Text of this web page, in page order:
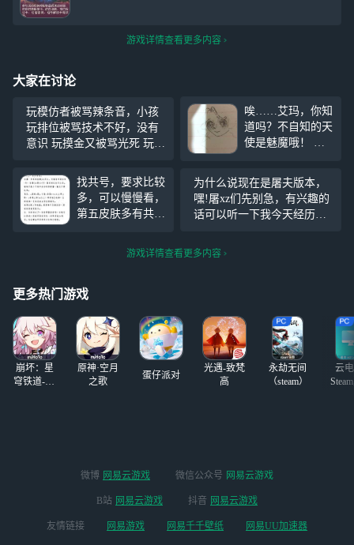
游戏详情查看更多内容
大家在讨论
玩模仿者被骂辣条音，小孩
玩排位被骂技术不好，没有
意识 玩摸金又被骂光死 玩伏
到干什么都被骂
唉……艾玛，你知
道吗？不自知的天
使是魅魔哦！ 雪
其实是@用户aaadJ
yxp2 的投稿啦 p7
是参考，画的是第
二版，第二版真的
找共号，要求比较
多，可以慢慢看，
第五皮肤多有共
久，有狗头等，有
意私信，或者我开
为什么说现在是屠夫版本，
嘿!屠xz们先别急，有兴趣的
话可以听一下我今天经历的
玩人类有被压力过不 一局训
游戏详情查看更多内容
更多热门游戏
崩坏：星
穹铁道-4.4
原神·空月
之歌
蛋仔派对
光遇-致梵
高
永劫无间
（steam）
云
微博 网易云游戏 微信公众号 网易云游戏
B站 网易云游戏 抖音 网易云游戏
友情链接 网易游戏 网易千千壁纸 网易UU加速器